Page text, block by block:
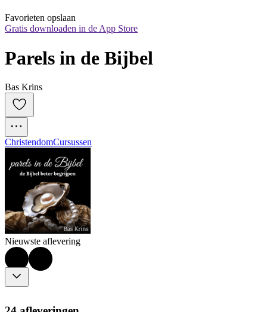
Favorieten opslaan
Gratis downloaden in de App Store
Parels in de Bijbel
Bas Krins
ChristendomCursussen
Nieuwste aflevering